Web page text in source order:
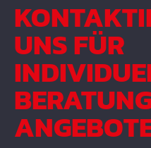
UNS FÜR